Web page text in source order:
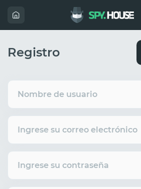
Registro
Nombre de usuario
Ingrese su correo electrónico
Ingrese su contraseña